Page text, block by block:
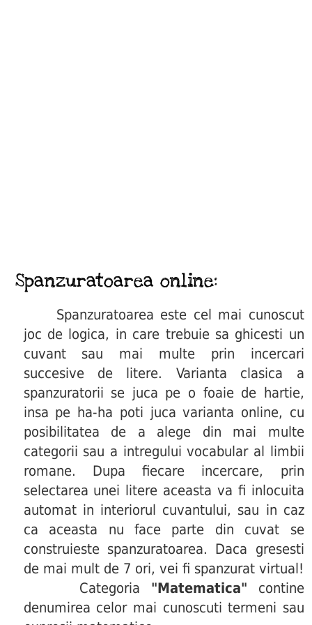
Spanzuratoarea online:
Spanzuratoarea este cel mai cunoscut
joc de logica, in care trebuie sa ghicesti un
cuvant sau mai multe prin incercari
succesive de litere. Varianta clasica a
spanzuratorii se juca pe o foaie de hartie,
insa pe ha-ha poti juca varianta online, cu
posibilitatea de a alege din mai multe
categorii sau a intregului vocabular al limbii
romane. Dupa fiecare incercare, prin
selectarea unei litere aceasta va fi inlocuita
automat in interiorul cuvantului, sau in caz
ca aceasta nu face parte din cuvat se
construieste spanzuratoarea. Daca gresesti
de mai mult de 7 ori, vei fi spanzurat virtual!
Categoria "Matematica" contine
denumirea celor mai cunoscuti termeni sau